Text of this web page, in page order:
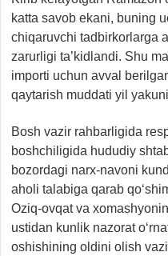
katta savob ekani, buning
chiqaruvchi tadbirkorlarga
zarurligi ta’kidlandi. Shu
importi uchun avval
qaytarish muddati yil
Bosh vazir rahbarligida
boshchiligida hududiy
bozordagi narx-navoni
aholi talabiga qarab
Oziq-ovqat va
ustidan kunlik nazorat
oshishining oldini olish